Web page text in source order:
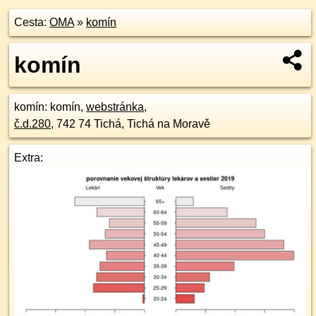
Cesta: OMA» komín
komín
komín: komín, webstránka,
č.d.280, 742 74 Tichá, Tichá na Moravě
Extra: